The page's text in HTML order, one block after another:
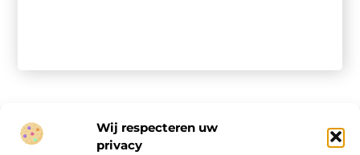
Wij respecteren uw
privacy